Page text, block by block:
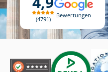
4791
Bewertungen